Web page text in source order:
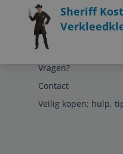
Sheriff
Service
Vragen?
Contact
Veilig kopen; hulp,